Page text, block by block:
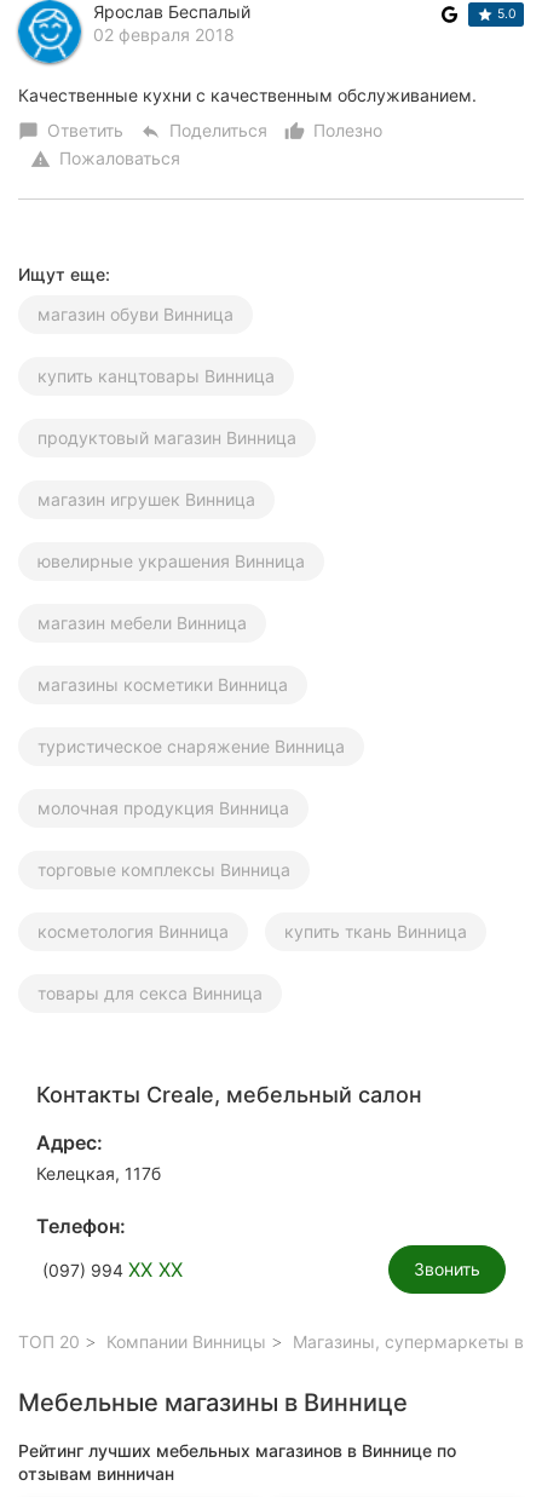
Ивано-
Франковск
Луцк
Ужгород
Карпаты
Ярослав Беспалый
02 февраля 2018
5.0
Качественные кухни с качественным обслуживанием.
chat_bubble Ответить reply Поделиться thumb_up_alt
Полезно
warning Пожаловаться
Ищут еще:
магазин обуви Винница
купить канцтовары Винница
продуктовый магазин Винница
магазин игрушек Винница
ювелирные украшения Винница
магазин мебели Винница
магазины косметики Винница
туристическое снаряжение Винница
молочная продукция Винница
торговые комплексы Винница
косметология Винница купить ткань Винница
товары для секса Винница
Контакты Creale, мебельный салон
Адрес:
Келецкая, 117б
Телефон:
(097) 994 XX XX Звонить
ТОП 20 Компании Винницы Магазины, супермаркеты в
Мебельные магазины в Виннице
Рейтинг лучших мебельных магазинов в Виннице по
отзывам винничан